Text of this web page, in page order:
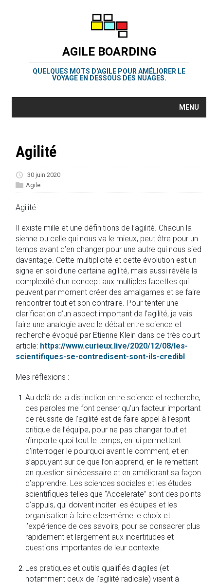
AGILE BOARDING
QUELQUES MOTS D'AGILE POUR AMÉLIORER LE
VOYAGE EN DESSOUS DES NUAGES.
MENU
Agilité
30 juin 2020
Agile
Agilité
Il existe mille et une définitions de l’agilité. Chacun la
sienne ou celle qui nous va le mieux, peut être pour un
temps avant d’en changer pour une autre qui nous sied
davantage. Cette multiplicité et cette évolution est un
signe en soi d’une certaine agilité, mais aussi révèle la
complexité d’un concept aux multiples facettes qui
peuvent par moment créer des amalgames et se faire
rencontrer tout et son contraire. Pour tenter une
clarification d’un aspect important de l’agilité, je vais
faire une analogie avec le débat entre science et
recherche évoqué par Etienne Klein dans ce très court
article: https://www.curieux.live/2020/12/08/les-
scientifiques-se-contredisent-sont-ils-credibl
Mes réflexions :
Au delà de la distinction entre science et recherche,
ces paroles me font penser qu’un facteur important
de réussite de l’agilité est de faire appel à l’esprit
critique de l’équipe, pour ne pas changer tout et
n’importe quoi tout le temps, en lui permettant
d’interroger le pourquoi avant le comment, et en
s’appuyant sur ce que l’on apprend, en le remettant
en question si nécessaire et en améliorant sa façon
d’apprendre. Les sciences sociales et les études
scientifiques telles que “Accelerate” sont des points
d’appuis, qui doivent inciter les équipes et les
organisation à faire elles-même le choix et
l’expérience de ces savoirs, pour se consacrer plus
rapidement et largement aux incertitudes et
questions importantes de leur contexte.
Les pratiques et outils qualifiés d’agiles (et
notamment ceux de l’agilité radicale) visent à